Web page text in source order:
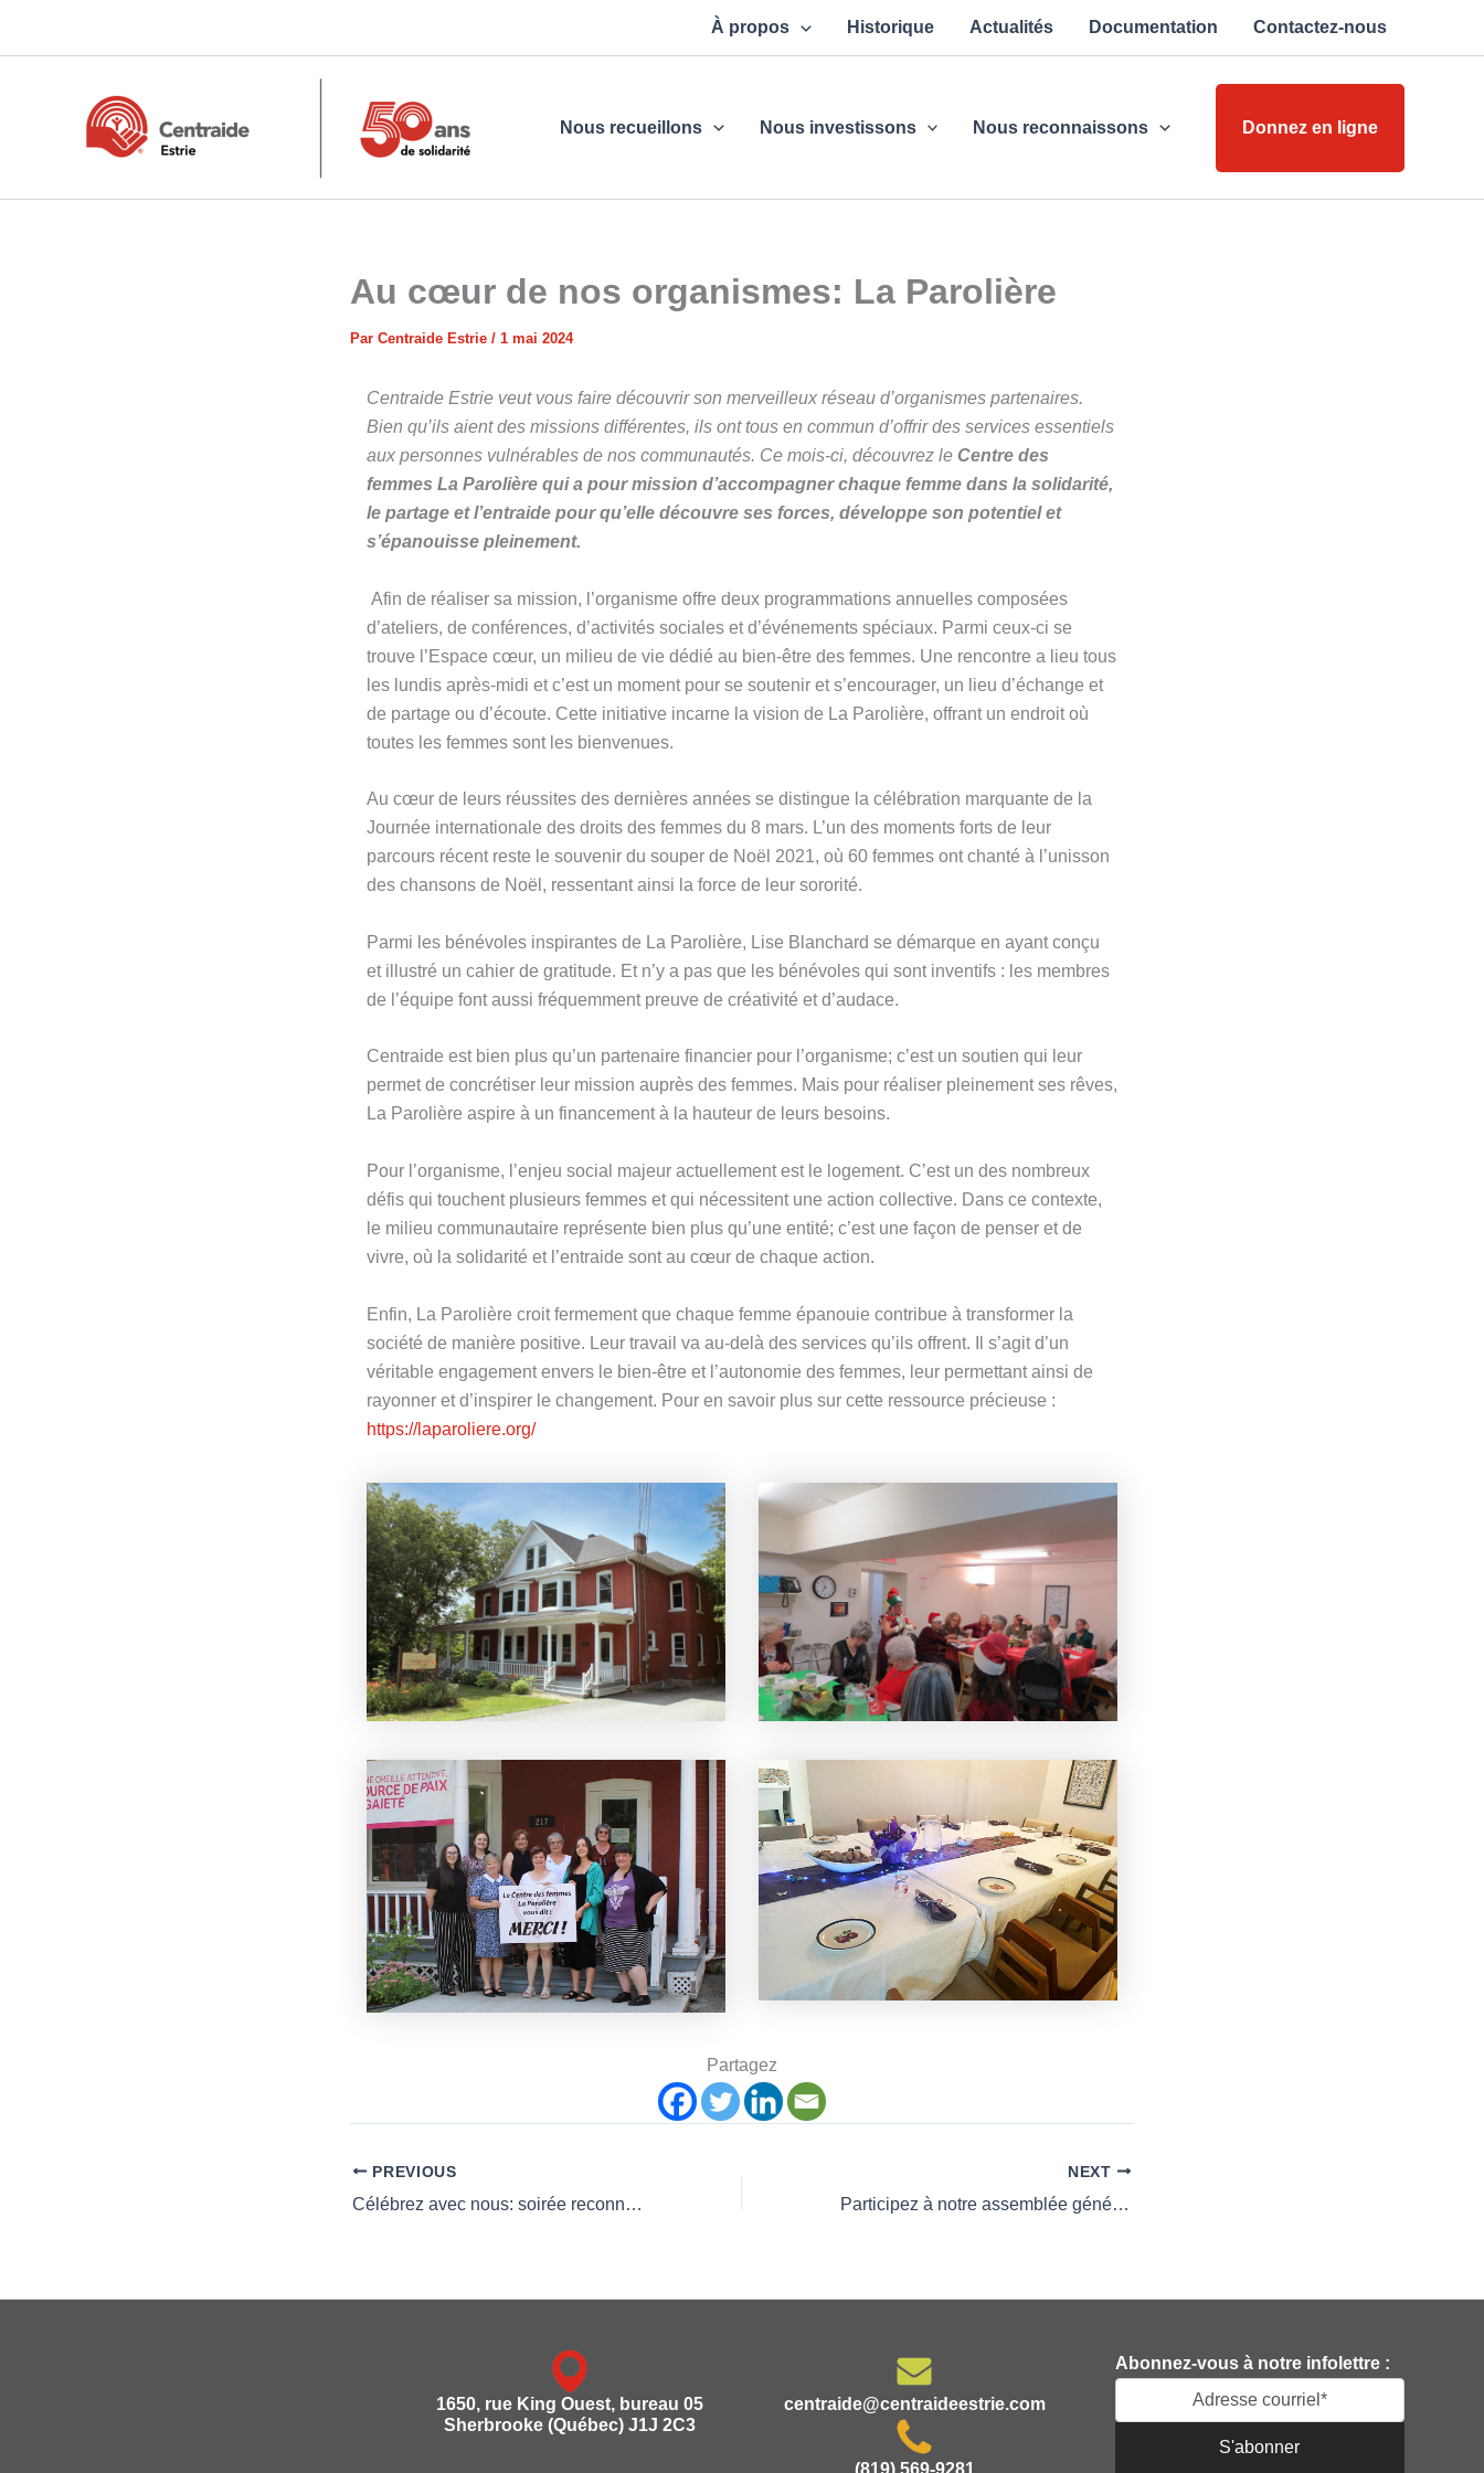
À propos Historique Actualités Documentation Contactez-nous
Nous recueillons Nous investissons Nous reconnaissons Donnez en ligne
Au cœur de nos organismes: La Parolière
Par Centraide Estrie / 1 mai 2024
Centraide Estrie veut vous faire découvrir son merveilleux réseau d’organismes partenaires.
Bien qu’ils aient des missions différentes, ils ont tous en commun d’offrir des services essentiels
aux personnes vulnérables de nos communautés. Ce mois-ci, découvrez le Centre des
femmes La Parolière qui a pour mission d’accompagner chaque femme dans la solidarité,
le partage et l’entraide pour qu’elle découvre ses forces, développe son potentiel et
s’épanouisse pleinement.
Afin de réaliser sa mission, l’organisme offre deux programmations annuelles composées
d’ateliers, de conférences, d’activités sociales et d’événements spéciaux. Parmi ceux-ci se
trouve l’Espace cœur, un milieu de vie dédié au bien-être des femmes. Une rencontre a lieu tous
les lundis après-midi et c’est un moment pour se soutenir et s’encourager, un lieu d’échange et
de partage ou d’écoute. Cette initiative incarne la vision de La Parolière, offrant un endroit où
toutes les femmes sont les bienvenues.
Au cœur de leurs réussites des dernières années se distingue la célébration marquante de la
Journée internationale des droits des femmes du 8 mars. L’un des moments forts de leur
parcours récent reste le souvenir du souper de Noël 2021, où 60 femmes ont chanté à l’unisson
des chansons de Noël, ressentant ainsi la force de leur sororité.
Parmi les bénévoles inspirantes de La Parolière, Lise Blanchard se démarque en ayant conçu
et illustré un cahier de gratitude. Et n’y a pas que les bénévoles qui sont inventifs : les membres
de l’équipe font aussi fréquemment preuve de créativité et d’audace.
Centraide est bien plus qu’un partenaire financier pour l’organisme; c’est un soutien qui leur
permet de concrétiser leur mission auprès des femmes. Mais pour réaliser pleinement ses rêves,
La Parolière aspire à un financement à la hauteur de leurs besoins.
Pour l’organisme, l’enjeu social majeur actuellement est le logement. C’est un des nombreux
défis qui touchent plusieurs femmes et qui nécessitent une action collective. Dans ce contexte,
le milieu communautaire représente bien plus qu’une entité; c’est une façon de penser et de
vivre, où la solidarité et l’entraide sont au cœur de chaque action.
Enfin, La Parolière croit fermement que chaque femme épanouie contribue à transformer la
société de manière positive. Leur travail va au-delà des services qu’ils offrent. Il s’agit d’un
véritable engagement envers le bien-être et l’autonomie des femmes, leur permettant ainsi de
rayonner et d’inspirer le changement. Pour en savoir plus sur cette ressource précieuse :
https://laparoliere.org/
Partagez
PREVIOUS
Célébrez avec nous: soirée reconnaissance 2024 de Centraide Estrie!
NEXT
Participez à notre assemblée générale annuelle 2024
1650, rue King Ouest, bureau 05
Sherbrooke (Québec) J1J 2C3
centraide@centraideestrie.com
(819) 569-9281
Abonnez-vous à notre infolettre :